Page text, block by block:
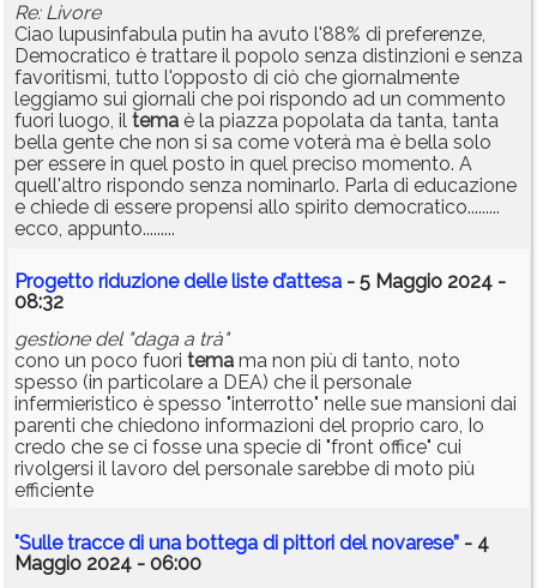
Re: Livore
Ciao lupusinfabula putin ha avuto l'88% di preferenze,
Democratico è trattare il popolo senza distinzioni e senza
favoritismi, tutto l'opposto di ciò che giornalmente
leggiamo sui giornali che poi rispondo ad un commento
fuori luogo, il tema è la piazza popolata da tanta, tanta
bella gente che non si sa come voterà ma è bella solo
per essere in quel posto in quel preciso momento. A
quell'altro rispondo senza nominarlo. Parla di educazione
e chiede di essere propensi allo spirito democratico.........
ecco, appunto.........
Progetto riduzione delle liste d’attesa - 5 Maggio 2024 -
08:32
gestione del "daga a trà"
cono un poco fuori tema ma non più di tanto, noto
spesso (in particolare a DEA) che il personale
infermieristico è spesso "interrotto" nelle sue mansioni dai
parenti che chiedono informazioni del proprio caro, Io
credo che se ci fosse una specie di "front office" cui
rivolgersi il lavoro del personale sarebbe di moto più
efficiente
"Sulle tracce di una bottega di pittori del novarese” - 4
Maggio 2024 - 06:00